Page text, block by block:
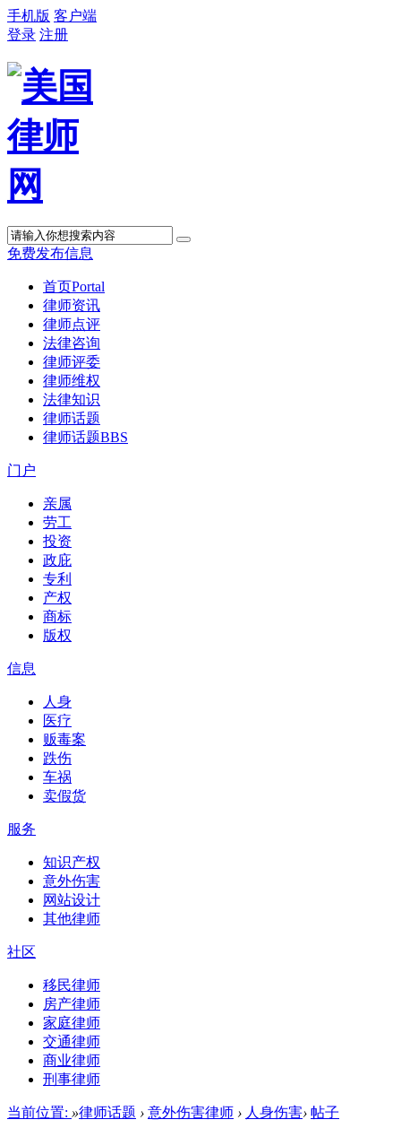
手机版 客户端
登录 注册
免费发布信息
首页Portal
律师资讯
律师点评
法律咨询
律师评委
律师维权
法律知识
律师话题
律师话题BBS
门户
亲属
劳工
投资
政庇
专利
产权
商标
版权
信息
人身
医疗
贩毒案
跌伤
车祸
卖假货
服务
知识产权
意外伤害
网站设计
其他律师
社区
移民律师
房产律师
家庭律师
交通律师
商业律师
刑事律师
当前位置: »律师话题 › 意外伤害律师 › 人身伤害› 帖子